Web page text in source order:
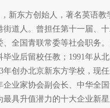
新东方创始人，著名英语教
道人。曾担任第十一届、
全国青联常委等社会职务。
业后留校任教；1991年从
年创办北京新东方学校，现
业家协会副会长、中华全
具升值潜力的十大企业新星